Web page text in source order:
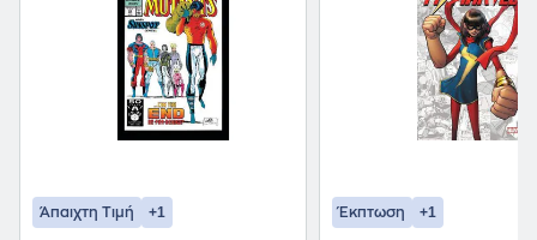
Άπαιχτη Τιμή +1 Έκπτωση +1